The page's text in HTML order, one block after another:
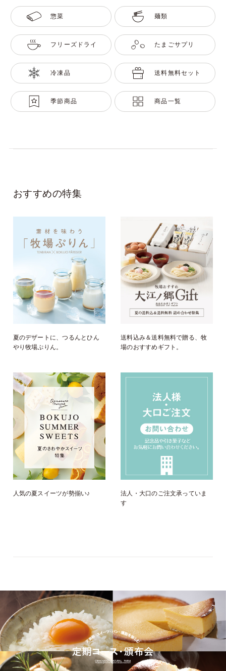
惣菜 麺類
フリーズドライ たまごサプリ
冷凍品 送料無料セット
季節商品 商品一覧
おすすめの特集
夏のデザートに、つるんとひん
やり牧場ぷりん。
送料込み＆送料無料で贈る、牧
場のおすすめギフト。
人気の夏スイーツが勢揃い♪
法人・大口のご注文承っていま
す